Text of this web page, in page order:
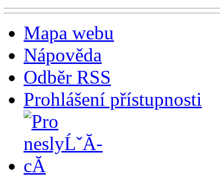
Mapa webu
Nápověda
Odběr RSS
Prohlášení přístupnosti